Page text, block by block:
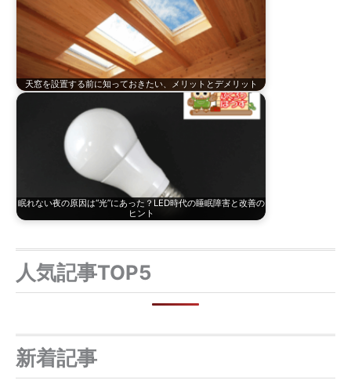
天窓を設置する前に知っておきたい、メリットとデメリット
眠れない夜の原因は“光”にあった？LED時代の睡眠障害と改善の
ヒント
人気記事TOP5
新着記事